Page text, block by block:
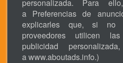
personalizada. Para
a Preferencias de
explicarles que, si no
proveedores utilicen
publicidad
a www.aboutads.info.)